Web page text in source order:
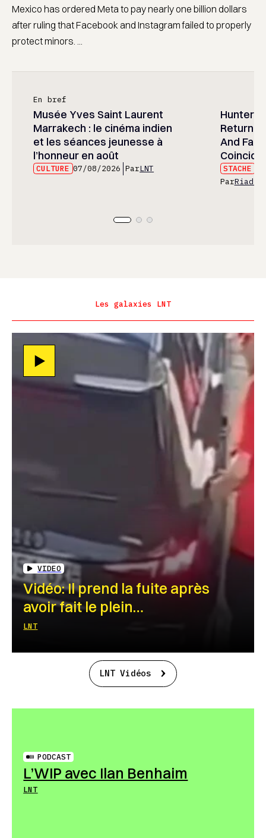
Mexico has ordered Meta to pay nearly one billion dollars
after ruling that Facebook and Instagram failed to properly
protect minors. ...
En bref
Musée Yves Saint Laurent
Marrakech : le cinéma indien
et les séances jeunesse à
l’honneur en août
CULTURE 07/08/2026 ParLNT
Hunter
And
STACHE
ParRiad
Les galaxies LNT
VIDEO
Vidéo: Il prend la fuite après
avoir fait le plein…
LNT
LNT Vidéos
PODCAST
L’WIP avec Ilan Benhaim
LNT